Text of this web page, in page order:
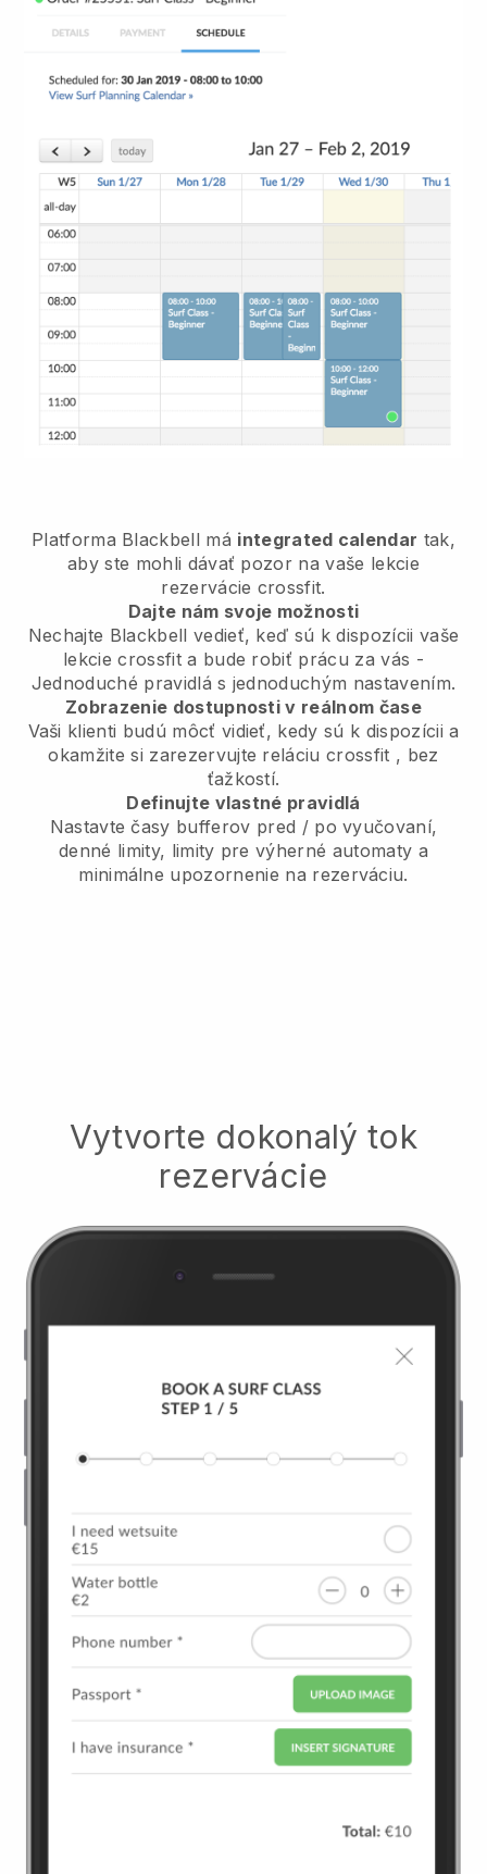
Platforma Blackbell má integrated calendar tak,
aby ste mohli dávať pozor na vaše lekcie
rezervácie crossfit.
Dajte nám svoje možnosti
Nechajte Blackbell vedieť, keď sú k dispozícii vaše
lekcie crossfita bude robiť prácu za vás -
Jednoduché pravidlá s jednoduchým nastavením.
Zobrazenie dostupnosti v reálnom čase
Vaši klienti budú môcť vidieť, kedy sú k dispozíciia
okamžite si zarezervujte reláciu crossfit , bez
ťažkostí.
Definujte vlastné pravidlá
Nastavte časy bufferov pred / po vyučovaní,
denné limity, limity pre výherné automaty a
minimálne upozornenie na rezerváciu.
Vytvorte dokonalý tok
rezervácie